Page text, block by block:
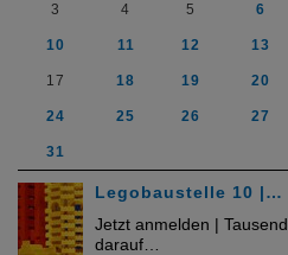
3 4 5 6
10 11 12 13
17 18 19 20
24 25 26 27
31
Legobaustelle 10 |…
Jetzt anmelden |
darauf…